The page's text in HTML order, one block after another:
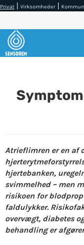
Privat | Virksomheder |
Atrieflimren er en af
hjertebanken,
svimmelhed – men
risikoen for
faldulykker.
overvægt, diabetes
behandling er